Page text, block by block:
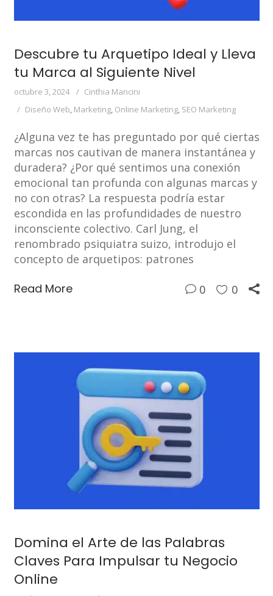
Descubre tu Arquetipo Ideal y Lleva
tu Marca al Siguiente Nivel
octubre 3, 2024
Cinthia Mancini
Diseño Web, Marketing, Online Marketing, SEO Marketing
¿Alguna vez te has preguntado por qué ciertas
marcas nos cautivan de manera instantánea y
duradera? ¿Por qué sentimos una conexión
emocional tan profunda con algunas marcas y
no con otras? La respuesta podría estar
escondida en las profundidades de nuestro
inconsciente colectivo. Carl Jung, el
renombrado psiquiatra suizo, introdujo el
concepto de arquetipos: patrones
Read More 0 0
Domina el Arte de las Palabras
Claves Para Impulsar tu Negocio
Online